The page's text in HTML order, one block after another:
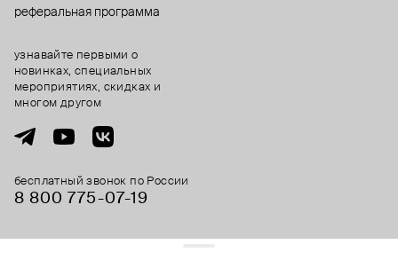
реферальная программа
бесплатный звонок по России
8 800 775⁠-07⁠-19
узнавайте первыми о
новинках, специальных
мероприятиях, скидках и
многом другом